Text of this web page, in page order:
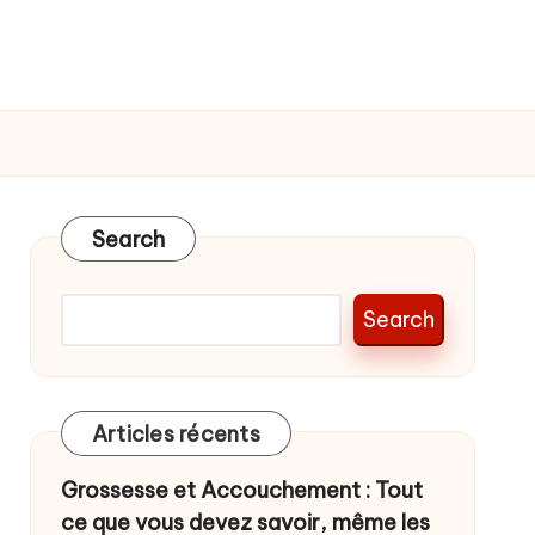
Search
Search
Articles récents
Grossesse et Accouchement : Tout
ce que vous devez savoir, même les